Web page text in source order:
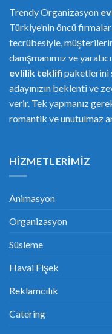
Trendy Organizasyon
Türkiye’nin öncü
tecrübesiyle,
danışmanımız ve
evlilik teklifi paketlerini
adayınızın beklenti ve
verir. Tek yapmanız
romantik ve unutulmaz
HIZMETLERIMIZ
Animasyon
Organizasyon
Süsleme
Havai Fişek
Reklamcılık
Catering